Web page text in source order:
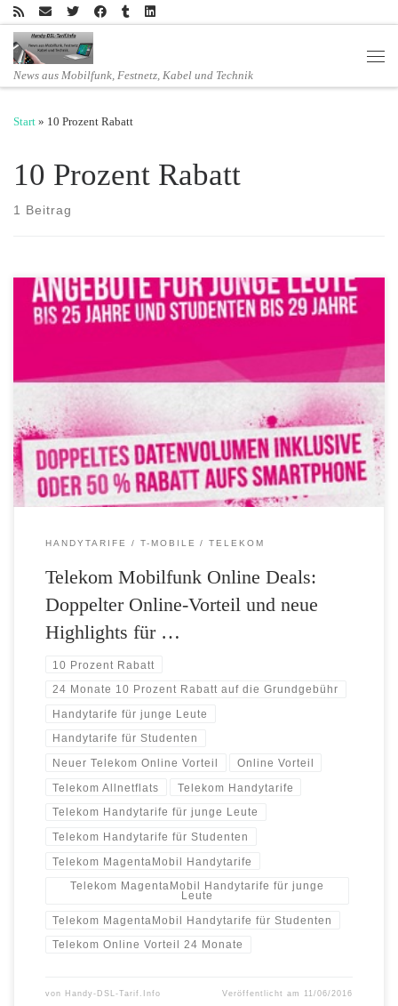
Zum Inhalt springen
News aus Mobilfunk, Festnetz, Kabel und Technik
Start » 10 Prozent Rabatt
10 Prozent Rabatt
1 Beitrag
In allen MagentaMobil S-L und L Plus Tarifen erhalten Neukunden
jetzt 24 Monate statt 12 Monate 10 Prozent Online-Vorteil bei
Abschluss eines Neuvertrags. Zudem sparen junge Leute und
Studenten mit den neuen MagentaMobil Friends Plus-Tarifen 50
Prozent auf den Endgerätepreis! Neu: 24 Monate 10 Prozent Online-
Vorteil Gültig bis 30.09.2016 Doppelter […]
HANDYTARIFE T-MOBILE TELEKOM
Telekom Mobilfunk Online Deals:
Doppelter Online-Vorteil und neue
Highlights für …
10 Prozent Rabatt
24 Monate 10 Prozent Rabatt auf die Grundgebühr
Handytarife für junge Leute
Handytarife für Studenten
Neuer Telekom Online Vorteil Online Vorteil
Telekom Allnetflats Telekom Handytarife
Telekom Handytarife für junge Leute
Telekom Handytarife für Studenten
Telekom MagentaMobil Handytarife
Telekom MagentaMobil Handytarife für junge
Leute
Telekom MagentaMobil Handytarife für Studenten
Telekom Online Vorteil 24 Monate
von Handy-DSL-Tarif.Info Veröffentlicht am 11/06/2016